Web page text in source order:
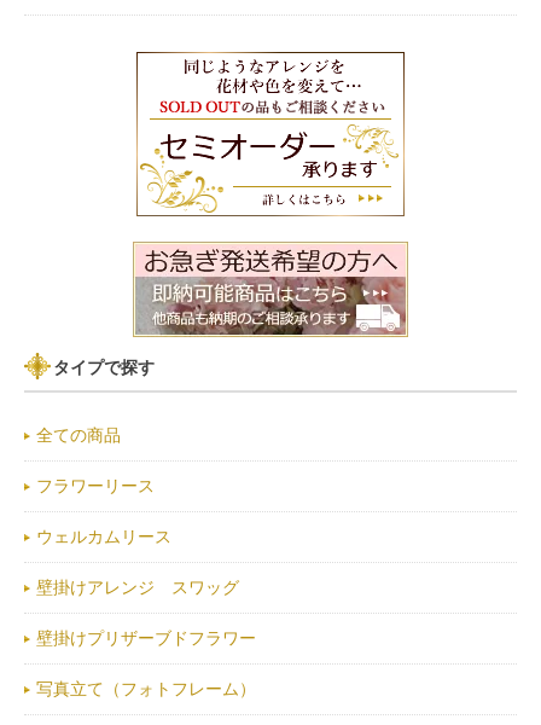
タイプで探す
全ての商品
フラワーリース
ウェルカムリース
壁掛けアレンジ スワッグ
壁掛けプリザーブドフラワー
写真立て（フォトフレーム）